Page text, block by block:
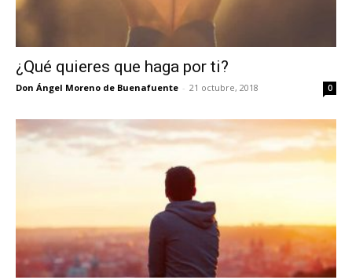
¿Qué quieres que haga por ti?
Don Ángel Moreno de Buenafuente - 21 octubre, 2018 0